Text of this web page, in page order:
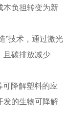
本负担转变为新
”技术，通过激光
且碳排放减少
可降解塑料的应
发的生物可降解